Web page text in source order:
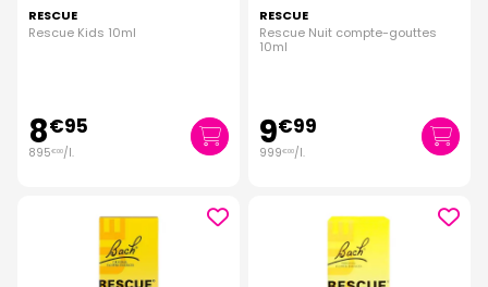
RESCUE
Rescue Kids 10ml
8€95
895€00/l.
RESCUE
Rescue Nuit compte-gouttes
10ml
9€99
999€00/l.